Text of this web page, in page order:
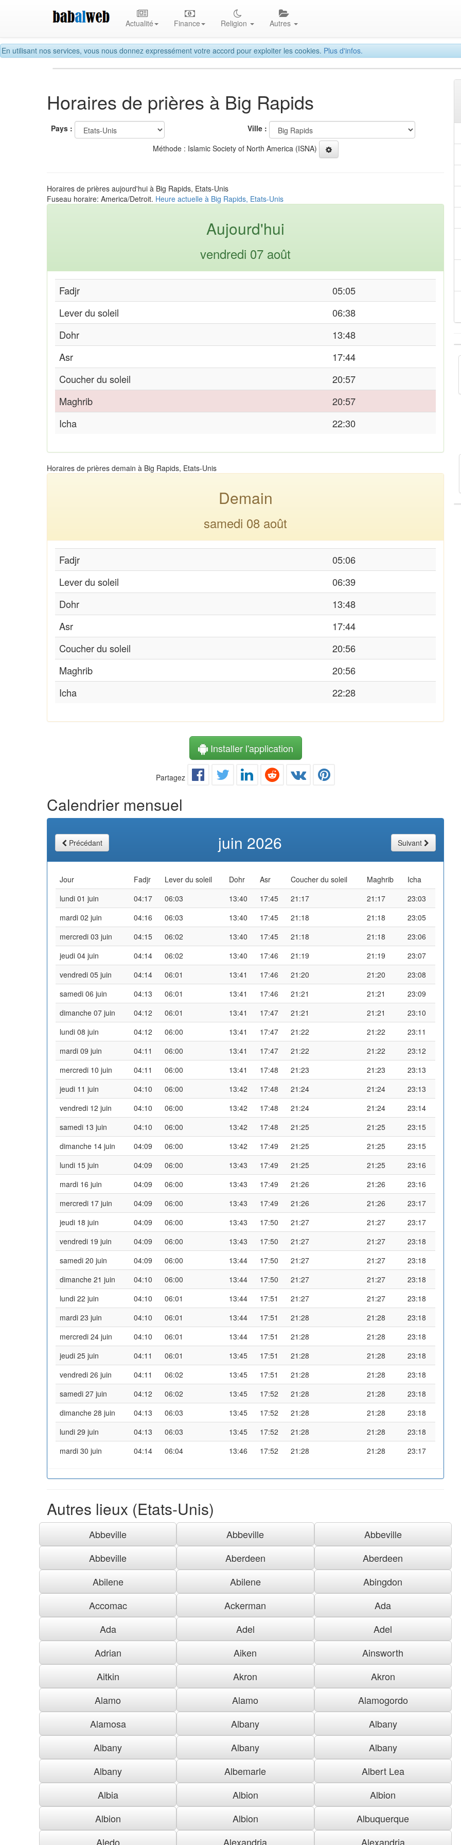
En utilisant nos services, vous nous donnez expressément votre accord pour exploiter les cookies. Plus d'infos.
Actualité Finance Religion Autres
Horaires de prières à Big Rapids
Pays :
Ville :
Méthode : Islamic Society of North America (ISNA)
Horaires de prières aujourd'hui à Big Rapids, Etats-Unis
Fuseau horaire: America/Detroit. Heure actuelle à Big Rapids, Etats-Unis
Aujourd'hui
vendredi 07 août
Fadjr
05:05
Lever du soleil
06:38
Dohr
13:48
Asr
17:44
Coucher du soleil
20:57
Maghrib
20:57
Icha
22:30
Horaires de prières demain à Big Rapids, Etats-Unis
Demain
samedi 08 août
Fadjr
05:06
Lever du soleil
06:39
Dohr
13:48
Asr
17:44
Coucher du soleil
20:56
Maghrib
20:56
Icha
22:28
Installer l'application
Partagez
Calendrier mensuel
Précédant juin 2026 Suivant
Jour Fadjr Lever du soleil Dohr Asr Coucher du soleil Maghrib
Icha
lundi 01 juin
04:17 06:03 13:40 17:45 21:17 21:17
23:03
mardi 02 juin
04:16 06:03 13:40 17:45 21:18 21:18
23:05
mercredi 03 juin
04:15 06:02 13:40 17:45 21:18 21:18
23:06
jeudi 04 juin
04:14 06:02 13:40 17:46 21:19 21:19
23:07
vendredi 05 juin
04:14 06:01 13:41 17:46 21:20 21:20
23:08
samedi 06 juin
04:13 06:01 13:41 17:46 21:21 21:21
23:09
dimanche 07 juin
04:12 06:01 13:41 17:47 21:21 21:21
23:10
lundi 08 juin
04:12 06:00 13:41 17:47 21:22 21:22
23:11
mardi 09 juin
04:11 06:00 13:41 17:47 21:22 21:22
23:12
mercredi 10 juin
04:11 06:00 13:41 17:48 21:23 21:23
23:13
jeudi 11 juin
04:10 06:00 13:42 17:48 21:24 21:24
23:13
vendredi 12 juin
04:10 06:00 13:42 17:48 21:24 21:24
23:14
samedi 13 juin
04:10 06:00 13:42 17:48 21:25 21:25
23:15
dimanche 14 juin
04:09 06:00 13:42 17:49 21:25 21:25
23:15
lundi 15 juin
04:09 06:00 13:43 17:49 21:25 21:25
23:16
mardi 16 juin
04:09 06:00 13:43 17:49 21:26 21:26
23:16
mercredi 17 juin
04:09 06:00 13:43 17:49 21:26 21:26
23:17
jeudi 18 juin
04:09 06:00 13:43 17:50 21:27 21:27
23:17
vendredi 19 juin
04:09 06:00 13:43 17:50 21:27 21:27
23:18
samedi 20 juin
04:09 06:00 13:44 17:50 21:27 21:27
23:18
dimanche 21 juin
04:10 06:00 13:44 17:50 21:27 21:27
23:18
lundi 22 juin
04:10 06:01 13:44 17:51 21:27 21:27
23:18
mardi 23 juin
04:10 06:01 13:44 17:51 21:28 21:28
23:18
mercredi 24 juin
04:10 06:01 13:44 17:51 21:28 21:28
23:18
jeudi 25 juin
04:11 06:01 13:45 17:51 21:28 21:28
23:18
vendredi 26 juin
04:11 06:02 13:45 17:51 21:28 21:28
23:18
samedi 27 juin
04:12 06:02 13:45 17:52 21:28 21:28
23:18
dimanche 28 juin
04:13 06:03 13:45 17:52 21:28 21:28
23:18
lundi 29 juin
04:13 06:03 13:45 17:52 21:28 21:28
23:18
mardi 30 juin
04:14 06:04 13:46 17:52 21:28 21:28 23:17
Autres lieux (Etats-Unis)
Abbeville Abbeville
Abbeville
Abbeville
Aberdeen
Aberdeen
Abilene
Abilene
Abingdon
Accomac
Ackerman
Ada
Ada
Adel
Adel
Adrian
Aiken
Ainsworth
Aitkin
Akron
Akron
Alamo
Alamo
Alamogordo
Alamosa
Albany
Albany
Albany
Albany
Albany
Albany
Albemarle
Albert Lea
Albia
Albion
Albion
Albion
Albion
Albuquerque
Aledo
Alexandria Alexandria